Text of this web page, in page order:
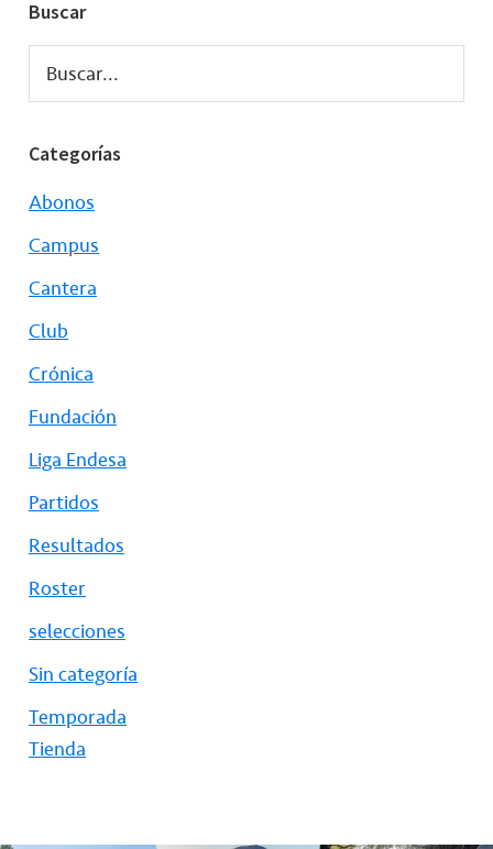
Buscar
Buscar...
Categorías
Abonos
Campus
Cantera
Club
Crónica
Fundación
Liga Endesa
Partidos
Resultados
Roster
selecciones
Sin categoría
Temporada
Tienda